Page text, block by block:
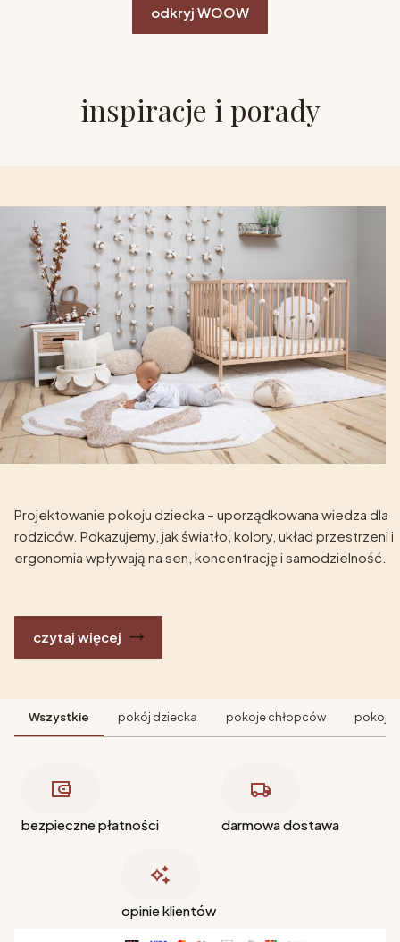
odkryj WOOW
inspiracje i porady
Projektowanie pokoju dziecka – uporządkowana wiedza dla
rodziców. Pokazujemy, jak światło, kolory, układ przestrzeni i
ergonomia wpływają na sen, koncentrację i samodzielność.
czytaj więcej
Wszystkie pokój dziecka pokoje chłopców pokoje
bezpieczne płatności darmowa dostawa
opinie klientów